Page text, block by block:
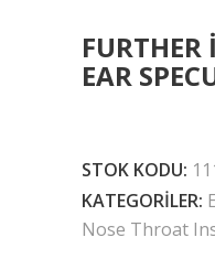
FURTHER
EAR
STOK KODU:
KATEGORILER:
Nose Throat